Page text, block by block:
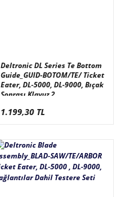
Deltronic DL Series Te Bottom
Guide_GUID-BOTOM/TE/ Ticket
Eater, DL-5000, DL-9000, Bıçak
Sonrası Klavuz 2
1.199,30 TL